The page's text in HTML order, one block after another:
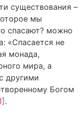
существования –
мы
спасают? можно
«Спасается не
монада,
мира, а
другими
Богом
.